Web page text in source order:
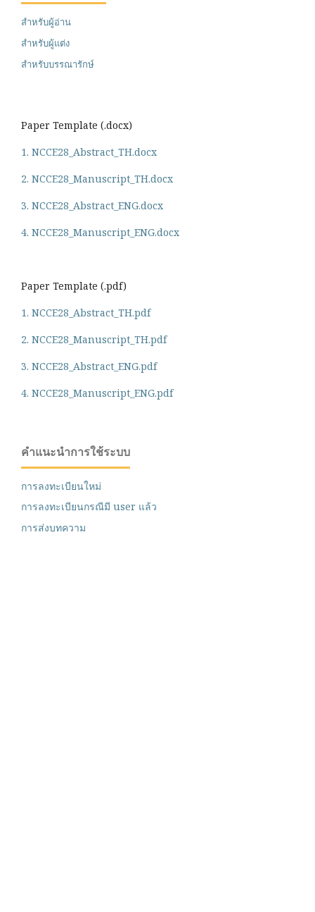
สำหรับผู้อ่าน
สำหรับผู้แต่ง
สำหรับบรรณารักษ์
Paper Template (.docx)
1. NCCE28_Abstract_TH.docx
2. NCCE28_Manuscript_TH.docx
3. NCCE28_Abstract_ENG.docx
4. NCCE28_Manuscript_ENG.docx
Paper Template (.pdf)
1. NCCE28_Abstract_TH.pdf
2. NCCE28_Manuscript_TH.pdf
3. NCCE28_Abstract_ENG.pdf
4. NCCE28_Manuscript_ENG.pdf
คำแนะนำการใช้ระบบ
การลงทะเบียนใหม่
การลงทะเบียนกรณีมี user แล้ว
การส่งบทความ